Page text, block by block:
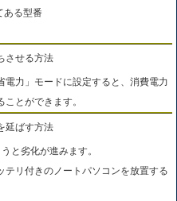
ある型番
させる方法
電力」モードに設定すると、消費電力
とができます。
延ばす方法
と劣化が進みます。
リ付きのノートパソコンを放置する